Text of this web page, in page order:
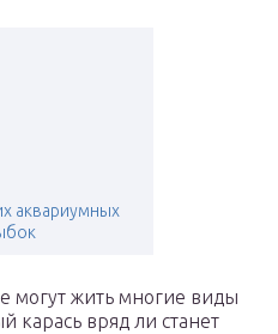
аквариумных
могут жить многие виды
карась вряд ли станет